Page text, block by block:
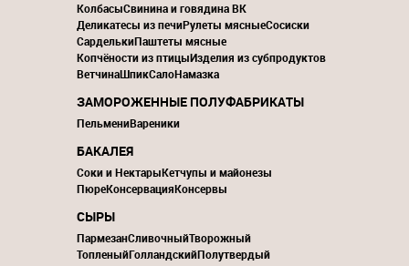
КолбасыСвинина и говядина ВК
Деликатесы из печиРулеты мясныеСосиски
СарделькиПаштеты мясные
Копчёности из птицыИзделия из субпродуктов
ВетчинаШпикСалоНамазка
ЗАМОРОЖЕННЫЕ ПОЛУФАБРИКАТЫ
ПельмениВареники
БАКАЛЕЯ
Соки и НектарыКетчупы и майонезы
ПюреКонсервацияКонсервы
СЫРЫ
ПармезанСливочныйТворожный
ТопленыйГолландскийПолутвердый